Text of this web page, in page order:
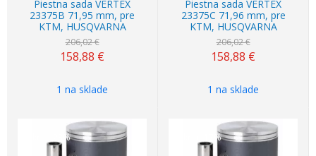
Piestna sada VERTEX
23375B 71,95 mm, pre
KTM, HUSQVARNA
206,02 €
158,88 €
1 na sklade
Piestna sada VERTEX
23375C 71,96 mm, pre
KTM, HUSQVARNA
206,02 €
158,88 €
1 na sklade
-23% -17%